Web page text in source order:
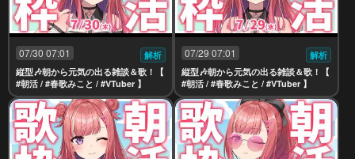
07/30 07:01
解析
縦型🎶朝から元気の出る雑談＆歌！【
#朝活 / #春歌みこと / #VTuber 】
07/29 07:01
解析
縦型🎶朝から元気の出る雑談＆歌！【
#朝活 / #春歌みこと / #VTuber 】